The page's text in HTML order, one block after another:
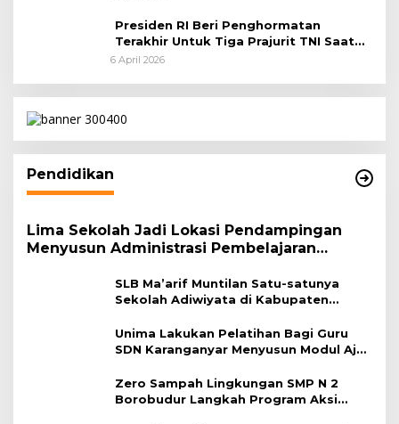
Presiden RI Beri Penghormatan
Terakhir Untuk Tiga Prajurit TNI Saat
Persemayaman di Bandara Soekarno-
6 April 2026
Pendidikan
Lima Sekolah Jadi Lokasi Pendampingan
Menyusun Administrasi Pembelajaran
SLB Ma’arif Muntilan Satu-satunya
Sekolah Adiwiyata di Kabupaten
Unima Lakukan Pelatihan Bagi Guru
SDN Karanganyar Menyusun Modul Ajar
Zero Sampah Lingkungan SMP N 2
Borobudur Langkah Program Aksi